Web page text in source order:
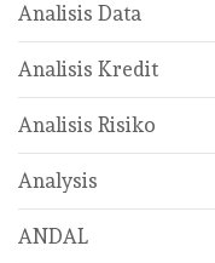
Analisis Data
Analisis Kredit
Analisis Risiko
Analysis
ANDAL